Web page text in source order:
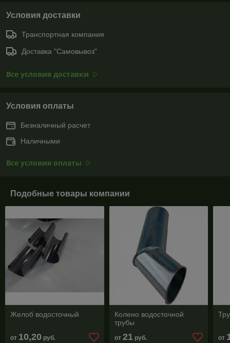
Условия доставки
Транспортная компания
Доставка "Самовывоз"
Все условия доставки
Условия оплаты
Безналичный расчет
Наличными
Все условия оплаты
Подобные товары компании
Желоб водосточный
от 10,20 руб.
Колено водосточной
трубы
от 21руб. от